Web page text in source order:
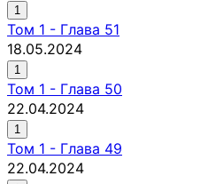
1
Том 1 - Глава 51
18.05.2024
1
Том 1 - Глава 50
22.04.2024
1
Том 1 - Глава 49
22.04.2024